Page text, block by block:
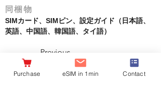
同梱物
SIMカード、SIMピン、設定ガイド（日本語、
英語、中国語、韓国語、タイ語）
Previous
Next
Purchase eSIM in 1min Contact